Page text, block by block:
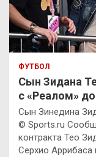
ФУТБОЛ
Сын Зидана
с «Реалом»
Сын Зинедина
© Sports.ru
контракта Тео
Серхио